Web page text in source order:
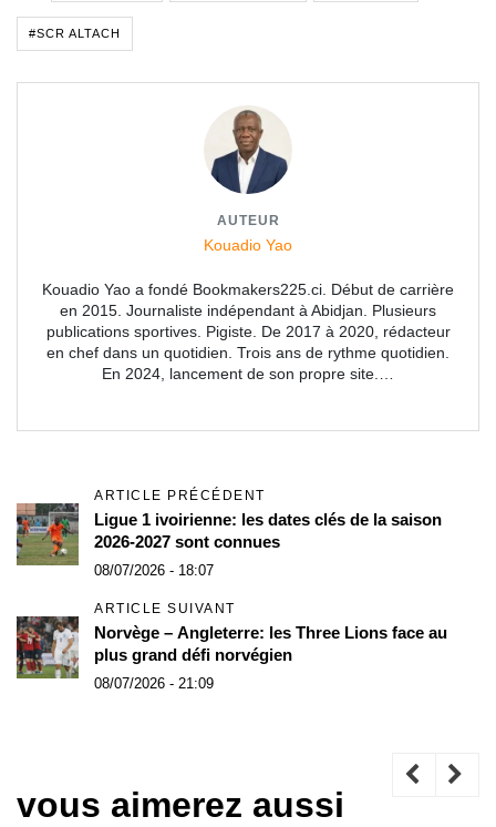
#SCR ALTACH
AUTEUR
Kouadio Yao
Kouadio Yao a fondé Bookmakers225.ci. Début de carrière
en 2015. Journaliste indépendant à Abidjan. Plusieurs
publications sportives. Pigiste. De 2017 à 2020, rédacteur
en chef dans un quotidien. Trois ans de rythme quotidien.
En 2024, lancement de son propre site.…
ARTICLE PRÉCÉDENT
Ligue 1 ivoirienne: les dates clés de la saison
2026-2027 sont connues
08/07/2026 - 18:07
ARTICLE SUIVANT
Norvège – Angleterre: les Three Lions face au
plus grand défi norvégien
08/07/2026 - 21:09
vous aimerez aussi